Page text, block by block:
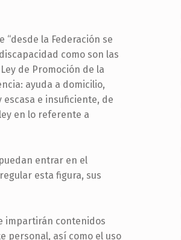
“desde la Federación se
como son las
de Promoción de la
ayuda a domicilio,
e insuficiente, de
en lo referente a
entrar en el
esta figura, sus
impartirán contenidos
personal, así como el uso